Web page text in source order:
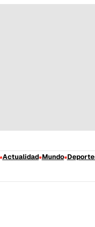
Actualidad Mundo